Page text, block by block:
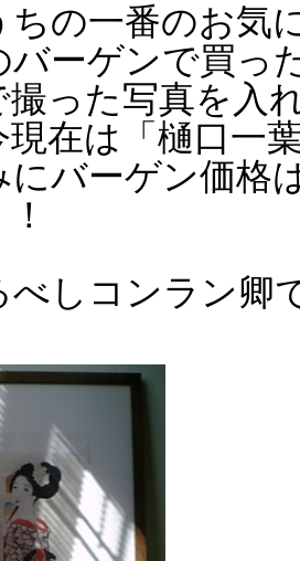
ちの一番のお気
バーゲンで買っ
撮った写真を入
現在は「樋口一
にバーゲン価格
べしコンラン卿